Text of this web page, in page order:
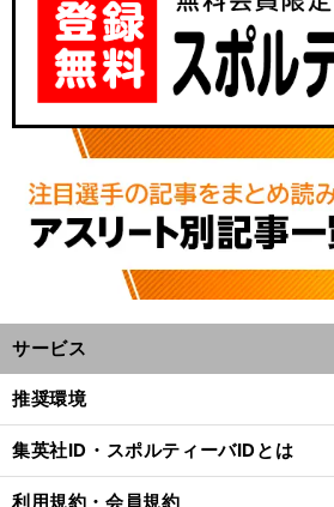
サービス
推奨環境
集英社ID・スポルティーバIDとは
利用規約・会員規約